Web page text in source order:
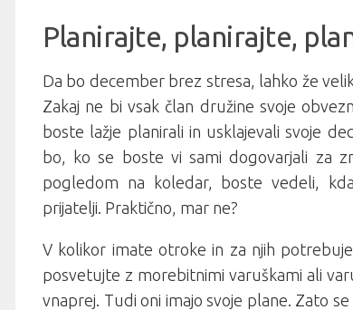
Planirajte, planirajte,
Da bo december brez stresa, lahko že
Zakaj ne bi vsak član družine svoje
boste lažje planirali in usklajevali svoje
bo, ko se boste vi sami dogovarjali za
pogledom na koledar, boste vedeli,
prijatelji. Praktično, mar ne?
V kolikor imate otroke in za njih
posvetujte z morebitnimi varuškami ali
vnaprej. Tudi oni imajo svoje plane. Zato